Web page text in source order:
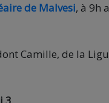
de Malvesi, à 9h
Camille, de la